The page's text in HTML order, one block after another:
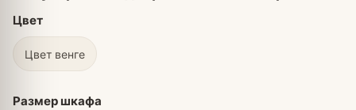
Цвет
Цвет венге
Размер шкафа